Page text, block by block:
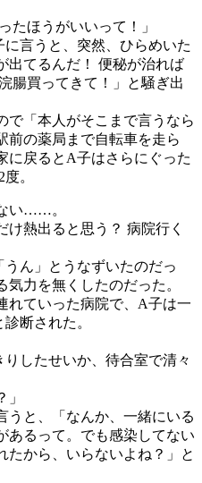
たほうがいいって！」
言うと、突然、ひらめいた
出てるんだ！ 便秘が治れば
腸買ってきて！」と騒ぎ出
「本人がそこまで言うなら
前の薬局まで自転車を走ら
に戻るとA子はさらにぐった
。
い……。
け熱出ると思う？ 病院行く
ん」とうなずいたのだっ
力を無くしたのだった。
ていった病院で、A子は一
断された。
したせいか、待合室で清々
と、「なんか、一緒にいる
あるって。でも感染してない
たから、いらないよね？」と